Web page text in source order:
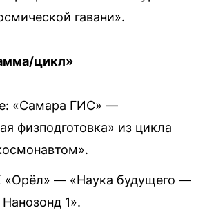
гавани».
цикл»
«Самара ГИС» —
физподготовка» из цикла
«Орёл» — «Наука будущего —
1».